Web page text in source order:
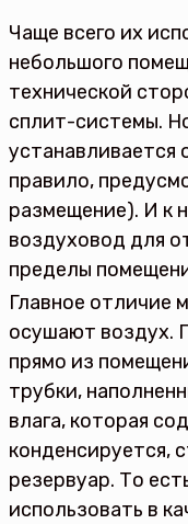
Чаще всего их
небольшого
технической
сплит-системы.
устанавливается
правило,
размещение). И к
воздуховод для
пределы
Главное отличие
осушают воздух.
прямо из
трубки,
влага, которая
конденсируется,
резервуар. То
использовать в